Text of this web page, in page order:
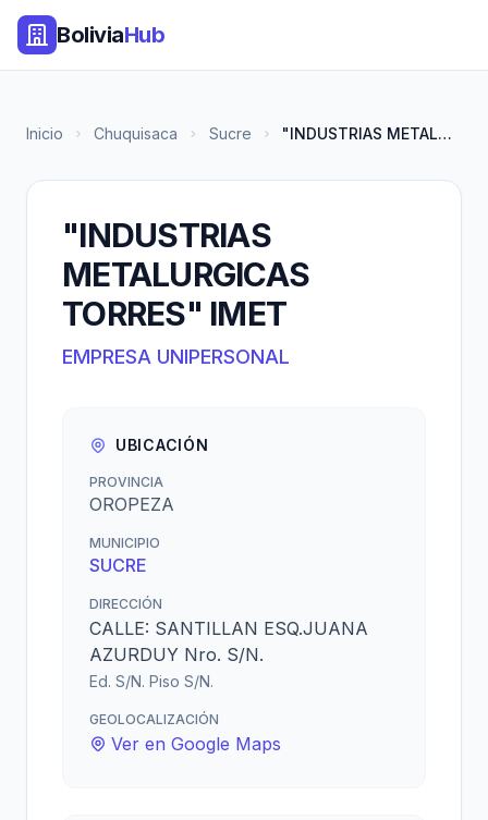
BoliviaHub
Inicio Chuquisaca Sucre "INDUSTRIAS METALURGICAS TORRE...
"INDUSTRIAS
METALURGICAS
TORRES" IMET
EMPRESA UNIPERSONAL
UBICACIÓN
PROVINCIA
OROPEZA
MUNICIPIO
SUCRE
DIRECCIÓN
CALLE: SANTILLAN ESQ.JUANA
AZURDUY Nro. S/N.
Ed. S/N. Piso S/N.
GEOLOCALIZACIÓN
Ver en Google Maps